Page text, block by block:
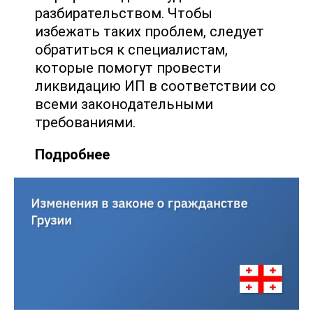
разбирательством. Чтобы
избежать таких проблем, следует
обратиться к специалистам,
которые помогут провести
ликвидацию ИП в соответствии со
всеми законодательными
требованиями.
Подробнее